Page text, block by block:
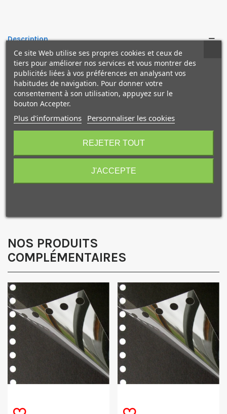
Description
• Couverture rigide confort, grain cuir noir
• Classeur amovible avec mécanisme multi-anneaux très
résistant avec système exclusif de verrouillage des
anneaux.
• Poches de transport pour CD, cartes de visite, etc.
• Poignée de transport rétractable gainée de cuir
• Bordure rapportée et couture sellier noire
• Vendu avec un classeur multi-anneaux (réf. 101) + 10
pochettes multiperforées polypropylène Cristal Laser 904
NOS PRODUITS
COMPLÉMENTAIRES
Ce site Web utilise ses propres cookies et ceux de
tiers pour améliorer nos services et vous montrer des
publicités liées à vos préférences en analysant vos
habitudes de navigation. Pour donner votre
consentement à son utilisation, appuyez sur le
bouton Accepter.
Plus d'informations Personnaliser les cookies
REJETER TOUT
J'ACCEPTE
10€ OFFERTS sur votre
premier achat !
J'accepte de recevoir des SMS de la part de la marque.